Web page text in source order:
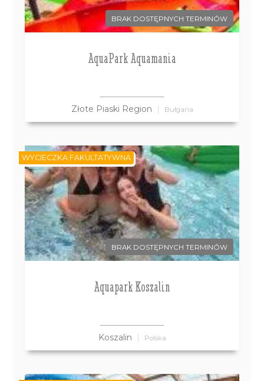
BRAK DOSTĘPNYCH TERMINÓW
AquaPark Aquamania
Złote Piaski Region Bułgaria
BRAK DOSTĘPNYCH TERMINÓW
Aquapark Koszalin
Koszalin Polska
WYCIECZKA FAKULTATYWNA